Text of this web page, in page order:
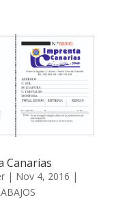
Canarias
| Nov 4, 2016 |